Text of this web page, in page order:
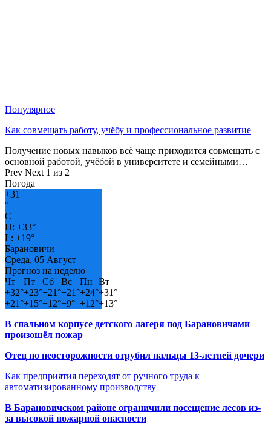
Популярное
Как совмещать работу, учёбу и профессиональное развитие
Получение новых навыков всё чаще приходится совмещать с
основной работой, учёбой в университете и семейными…
Prev Next 1 из 2
Погода
+31
°
C
H: +33°
L: +19°
Барановичи
Среда, 05 Август
Прогноз на неделю
Чт
Пт Сб Вс Пн
Вт
+32°+23°+21°+21°+24°+31°
+21°+15°+12°+9° +12°+13°
В спальном корпусе детского лагеря под Барановичами
произошёл пожар
Отец по неосторожности отрубил пальцы 13-летней дочери
Как предприятия переходят от ручного труда к
автоматизированному производству
В Барановичском районе ограничили посещение лесов из-
за высокой пожарной опасности